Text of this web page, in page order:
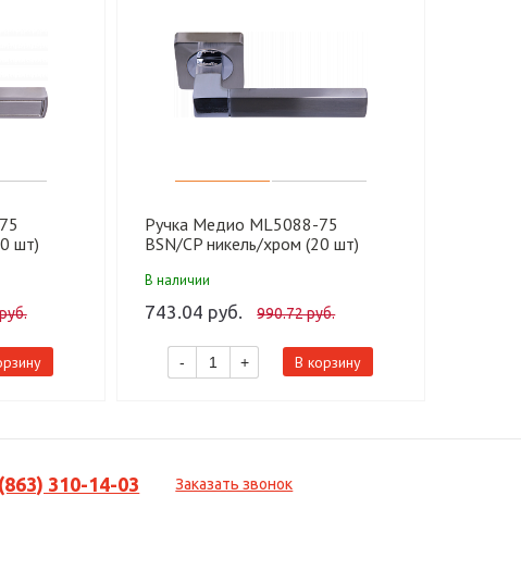
шт)
Ручка Медио ML5088-75
BSN/CP никель/хром (20 шт)
В наличии
743.04 руб. 990.72 руб.
- + В корзину
310-14-03 Заказать звонок